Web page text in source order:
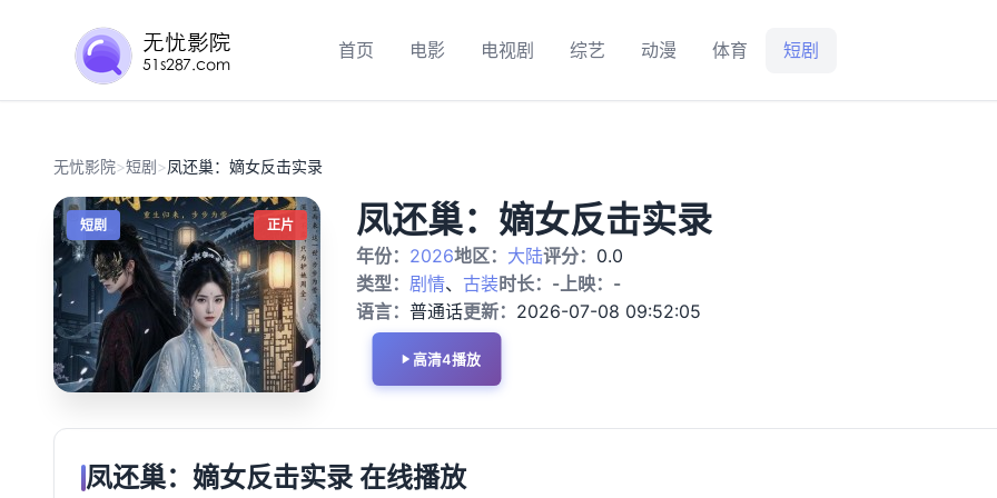
首页 电影 电视剧 综艺 动漫 体育 短剧
无忧影院>短剧>凤还巢：嫡女反击实录
短剧 正片 凤还巢：嫡女反击实录
年份： 2026地区： 大陆评分： 0.0
类型： 剧情、 古装时长： -上映： -
语言： 普通话更新： 2026-07-08 09:52:05
高清4播放
凤还巢：嫡女反击实录 在线播放